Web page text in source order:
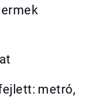
metró,